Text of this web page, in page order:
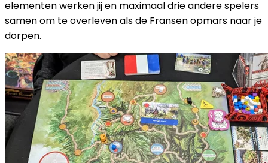
elementen werken jij en maximaal drie andere spelers
samen om te overleven als de Fransen opmars naar je
dorpen.